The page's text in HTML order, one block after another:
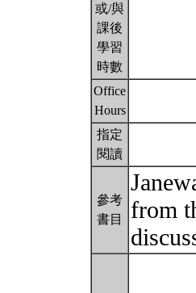
或/與
課後
學習
時數
Office
Hours
指定
閱讀
參考
書目
from